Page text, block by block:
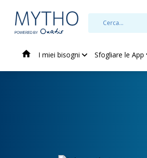
I miei bisogni Sfogliare le App